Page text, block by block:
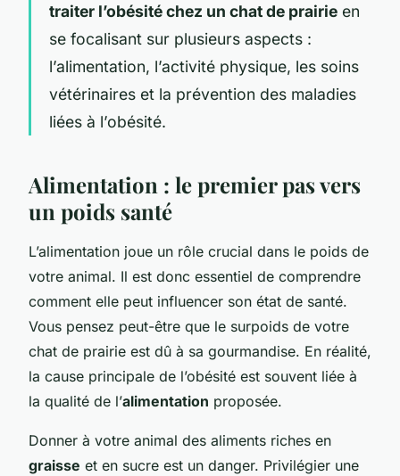
traiter l’obésité chez un chat de prairie en
se focalisant sur plusieurs aspects :
l’alimentation, l’activité physique, les soins
vétérinaires et la prévention des maladies
liées à l’obésité.
Alimentation : le premier pas vers
un poids santé
L’alimentation joue un rôle crucial dans le poids de
votre animal. Il est donc essentiel de comprendre
comment elle peut influencer son état de santé.
Vous pensez peut-être que le surpoids de votre
chat de prairie est dû à sa gourmandise. En réalité,
la cause principale de l’obésité est souvent liée à
la qualité de l’alimentation proposée.
Donner à votre animal des aliments riches en
graisse et en sucre est un danger. Privilégier une